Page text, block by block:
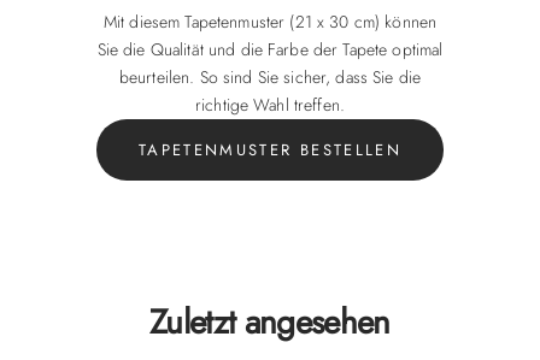
Mit diesem Tapetenmuster (21 x 30 cm) können
Sie die Qualität und die Farbe der Tapete optimal
beurteilen. So sind Sie sicher, dass Sie die
richtige Wahl treffen.
TAPETENMUSTER BESTELLEN
Zuletzt angesehen